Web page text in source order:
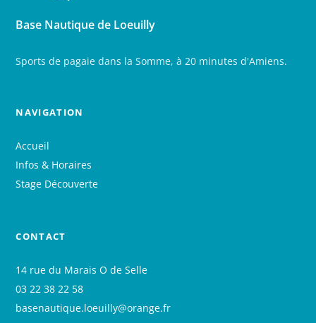
Base Nautique de Loeuilly
Sports de pagaie dans la Somme, à 20 minutes d'Amiens.
NAVIGATION
Accueil
Infos & Horaires
Stage Découverte
CONTACT
14 rue du Marais O de Selle
03 22 38 22 58
basenautique.loeuilly@orange.fr